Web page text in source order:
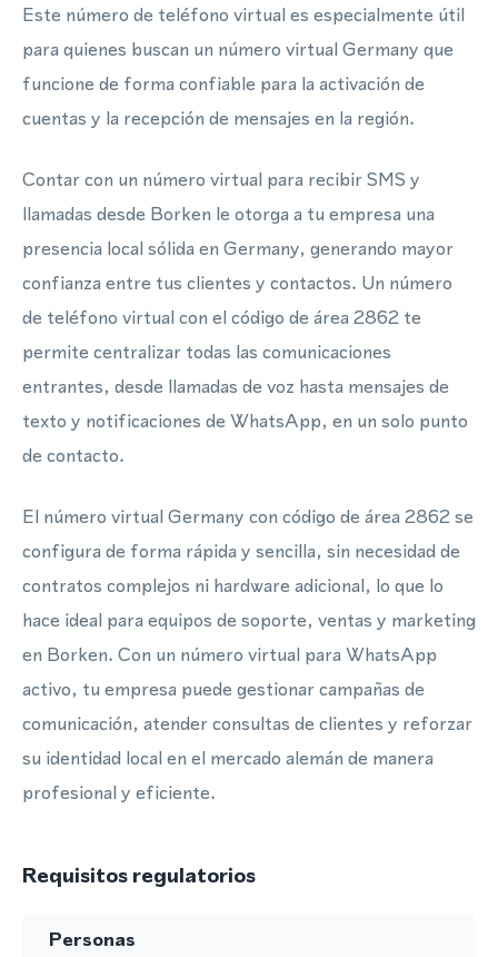
Este número de teléfono virtual es especialmente útil
para quienes buscan un número virtual Germany que
funcione de forma confiable para la activación de
cuentas y la recepción de mensajes en la región.
Contar con un número virtual para recibir SMS y
llamadas desde Borken le otorga a tu empresa una
presencia local sólida en Germany, generando mayor
confianza entre tus clientes y contactos. Un número
de teléfono virtual con el código de área 2862 te
permite centralizar todas las comunicaciones
entrantes, desde llamadas de voz hasta mensajes de
texto y notificaciones de WhatsApp, en un solo punto
de contacto.
El número virtual Germany con código de área 2862 se
configura de forma rápida y sencilla, sin necesidad de
contratos complejos ni hardware adicional, lo que lo
hace ideal para equipos de soporte, ventas y marketing
en Borken. Con un número virtual para WhatsApp
activo, tu empresa puede gestionar campañas de
comunicación, atender consultas de clientes y reforzar
su identidad local en el mercado alemán de manera
profesional y eficiente.
Requisitos regulatorios
Personas